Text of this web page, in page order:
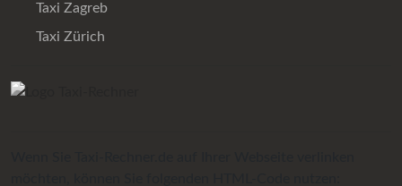
Taxi Zagreb
Taxi Zürich